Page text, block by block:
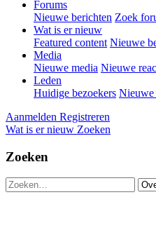
Forums
Nieuwe berichten Zoek
Wat is er nieuw
Featured content Nieuwe
Media
Nieuwe media Nieuwe
Leden
Huidige bezoekers Nieuwe
Aanmelden Registreren
Wat is er nieuw Zoeken
Zoeken